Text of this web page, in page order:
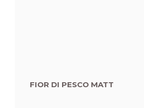
FIOR DI PESCO MATT